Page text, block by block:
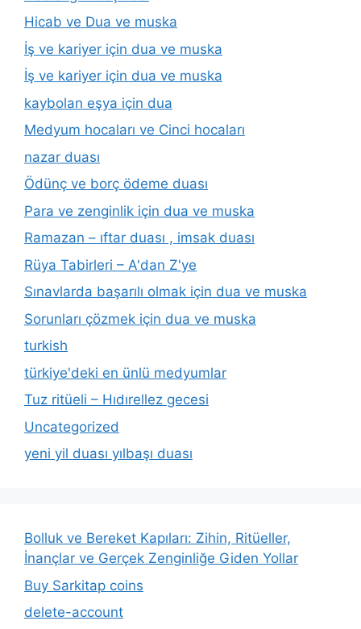
Hicab ve Dua ve muska
İş ve kariyer için dua ve muska
İş ve kariyer için dua ve muska
kaybolan eşya için dua
Medyum hocaları ve Cinci hocaları
nazar duası
Ödünç ve borç ödeme duası
Para ve zenginlik için dua ve muska
Ramazan – ıftar duası , imsak duası
Rüya Tabirleri – A'dan Z'ye
Sınavlarda başarılı olmak için dua ve muska
Sorunları çözmek için dua ve muska
turkish
türkiye'deki en ünlü medyumlar
Tuz ritüeli – Hıdırellez gecesi
Uncategorized
yeni yil duası yılbaşı duası
Bolluk ve Bereket Kapıları: Zihin, Ritüeller,
İnançlar ve Gerçek Zenginliğe Giden Yollar
Buy Sarkitap coins
delete-account